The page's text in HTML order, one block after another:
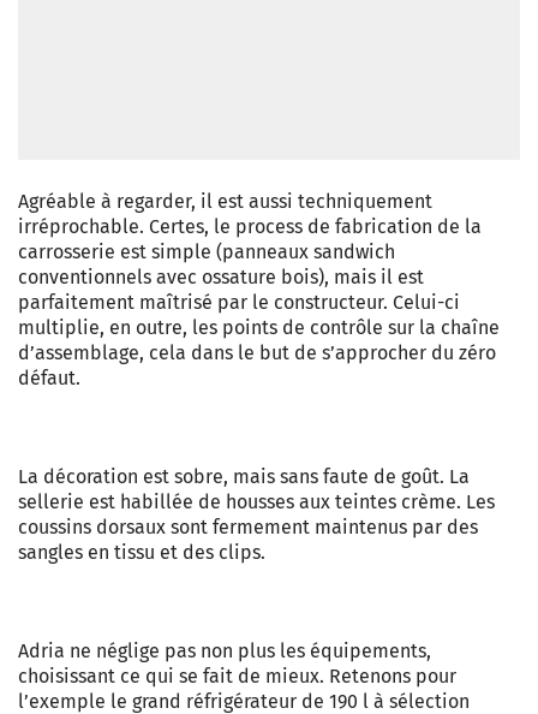
Agréable à regarder, il est aussi techniquement
irréprochable. Certes, le process de fabrication de la
carrosserie est simple (panneaux sandwich
conventionnels avec ossature bois), mais il est
parfaitement maîtrisé par le constructeur. Celui-ci
multiplie, en outre, les points de contrôle sur la chaîne
d’assemblage, cela dans le but de s’approcher du zéro
défaut.
La décoration est sobre, mais sans faute de goût. La
sellerie est habillée de housses aux teintes crème. Les
coussins dorsaux sont fermement maintenus par des
sangles en tissu et des clips.
Adria ne néglige pas non plus les équipements,
choisissant ce qui se fait de mieux. Retenons pour
l’exemple le grand réfrigérateur de 190 l à sélection